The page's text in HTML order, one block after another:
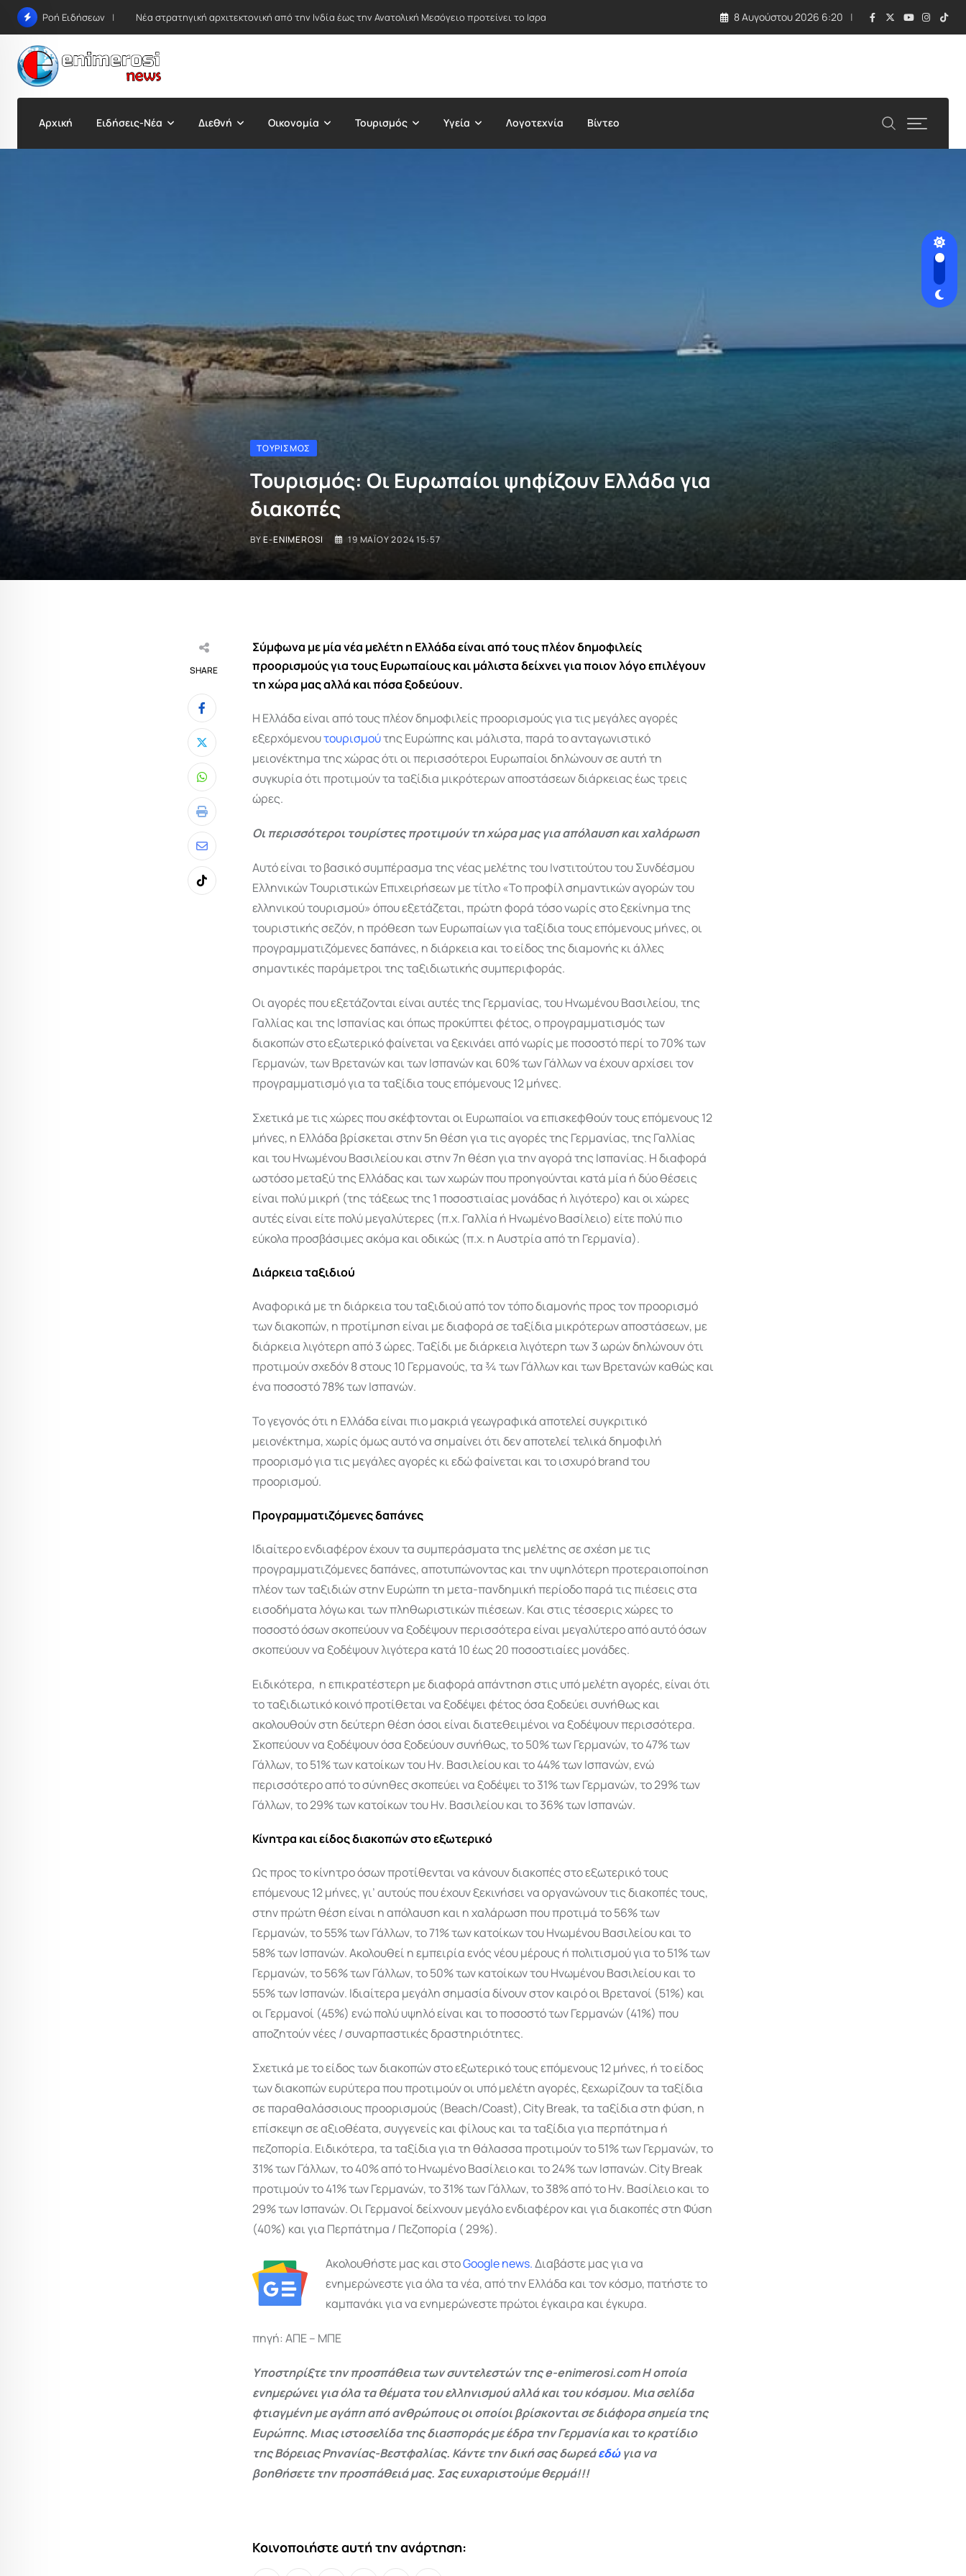
Skip
content
Ροή Ειδήσεων Νέα στρατηγική αρχιτεκτονική από την Ινδία έως την Ανατολική Μεσόγειο προτείνει το Ισραήλ – Στο επίκεντρο Ελλάδα και Κύπρος 8 Αυγούστου 2026 6:20
Αρχική Ειδήσεις-Νέα Διεθνή Οικονομία Τουρισμός Υγεία Λογοτεχνία Βίντεο
ΤΟΥΡΙΣΜΌΣ
Τουρισμός: Οι Ευρωπαίοι ψηφίζουν Ελλάδα για
διακοπές
BYE-ENIMEROSI 19 ΜΑΪ́ΟΥ 2024 15:57
SHARE
Whatsapp
Print
Share
via
Email
Tiktok
Σύμφωνα με μία νέα μελέτη η Ελλάδα είναι από τους πλέον δημοφιλείς
προορισμούς για τους Ευρωπαίους και μάλιστα δείχνει για ποιον λόγο επιλέγουν
τη χώρα μας αλλά και πόσα ξοδεύουν.
H Ελλάδα είναι από τους πλέον δημοφιλείς προορισμούς για τις μεγάλες αγορές
εξερχόμενουτουρισμούτης Ευρώπης και μάλιστα, παρά το ανταγωνιστικό
μειονέκτημα της χώρας ότι οι περισσότεροι Ευρωπαίοι δηλώνουν σε αυτή τη
συγκυρία ότι προτιμούν τα ταξίδια μικρότερων αποστάσεων διάρκειας έως τρεις
ώρες.
Οι περισσότεροι τουρίστες προτιμούν τη χώρα μας για απόλαυση και χαλάρωση
Αυτό είναι το βασικό συμπέρασμα της νέας μελέτης του Ινστιτούτου του Συνδέσμου
Ελληνικών Τουριστικών Επιχειρήσεων με τίτλο «Το προφίλ σημαντικών αγορών του
ελληνικού τουρισμού» όπου εξετάζεται, πρώτη φορά τόσο νωρίς στο ξεκίνημα της
τουριστικής σεζόν, η πρόθεση των Ευρωπαίων για ταξίδια τους επόμενους μήνες, οι
προγραμματιζόμενες δαπάνες, η διάρκεια και το είδος της διαμονής κι άλλες
σημαντικές παράμετροι της ταξιδιωτικής συμπεριφοράς.
Οι αγορές που εξετάζονται είναι αυτές της Γερμανίας, του Ηνωμένου Βασιλείου, της
Γαλλίας και της Ισπανίας και όπως προκύπτει φέτος, ο προγραμματισμός των
διακοπών στο εξωτερικό φαίνεται να ξεκινάει από νωρίς με ποσοστό περί το 70% των
Γερμανών, των Βρετανών και των Ισπανών και 60% των Γάλλων να έχουν αρχίσει τον
προγραμματισμό για τα ταξίδια τους επόμενους 12 μήνες.
Σχετικά με τις χώρες που σκέφτονται οι Ευρωπαίοι να επισκεφθούν τους επόμενους 12
μήνες, η Ελλάδα βρίσκεται στην 5η θέση για τις αγορές της Γερμανίας, της Γαλλίας
και του Ηνωμένου Βασιλείου και στην 7η θέση για την αγορά της Ισπανίας. Η διαφορά
ωστόσο μεταξύ της Ελλάδας και των χωρών που προηγούνται κατά μία ή δύο θέσεις
είναι πολύ μικρή (της τάξεως της 1 ποσοστιαίας μονάδας ή λιγότερο) και οι χώρες
αυτές είναι είτε πολύ μεγαλύτερες (π.χ. Γαλλία ή Ηνωμένο Βασίλειο) είτε πολύ πιο
εύκολα προσβάσιμες ακόμα και οδικώς (π.χ. η Αυστρία από τη Γερμανία).
Διάρκεια ταξιδιού
Αναφορικά με τη διάρκεια του ταξιδιού από τον τόπο διαμονής προς τον προορισμό
των διακοπών, η προτίμηση είναι με διαφορά σε ταξίδια μικρότερων αποστάσεων, με
διάρκεια λιγότερη από 3 ώρες. Ταξίδι με διάρκεια λιγότερη των 3 ωρών δηλώνουν ότι
προτιμούν σχεδόν 8 στους 10 Γερμανούς, τα ¾ των Γάλλων και των Βρετανών καθώς και
ένα ποσοστό 78% των Ισπανών.
Το γεγονός ότι η Ελλάδα είναι πιο μακριά γεωγραφικά αποτελεί συγκριτικό
μειονέκτημα, χωρίς όμως αυτό να σημαίνει ότι δεν αποτελεί τελικά δημοφιλή
προορισμό για τις μεγάλες αγορές κι εδώ φαίνεται και το ισχυρό brand του
προορισμού.
Προγραμματιζόμενες δαπάνες
Ιδιαίτερο ενδιαφέρον έχουν τα συμπεράσματα της μελέτης σε σχέση με τις
προγραμματιζόμενες δαπάνες, αποτυπώνοντας και την υψηλότερη προτεραιοποίηση
πλέον των ταξιδιών στην Ευρώπη τη μετα-πανδημική περίοδο παρά τις πιέσεις στα
εισοδήματα λόγω και των πληθωριστικών πιέσεων. Και στις τέσσερις χώρες το
ποσοστό όσων σκοπεύουν να ξοδέψουν περισσότερα είναι μεγαλύτερο από αυτό όσων
σκοπεύουν να ξοδέψουν λιγότερα κατά 10 έως 20 ποσοστιαίες μονάδες.
Ειδικότερα, η επικρατέστερη με διαφορά απάντηση στις υπό μελέτη αγορές, είναι ότι
το ταξιδιωτικό κοινό προτίθεται να ξοδέψει φέτος όσα ξοδεύει συνήθως και
ακολουθούν στη δεύτερη θέση όσοι είναι διατεθειμένοι να ξοδέψουν περισσότερα.
Σκοπεύουν να ξοδέψουν όσα ξοδεύουν συνήθως, το 50% των Γερμανών, το 47% των
Γάλλων, το 51% των κατοίκων του Ην. Βασιλείου και το 44% των Ισπανών, ενώ
περισσότερο από το σύνηθες σκοπεύει να ξοδέψει το 31% των Γερμανών, το 29% των
Γάλλων, το 29% των κατοίκων του Ην. Βασιλείου και το 36% των Ισπανών.
Κίνητρα και είδος διακοπών στο εξωτερικό
Ως προς το κίνητρο όσων προτίθενται να κάνουν διακοπές στο εξωτερικό τους
επόμενους 12 μήνες, γι’ αυτούς που έχουν ξεκινήσει να οργανώνουν τις διακοπές τους,
στην πρώτη θέση είναι η απόλαυση και η χαλάρωση που προτιμά το 56% των
Γερμανών, το 55% των Γάλλων, το 71% των κατοίκων του Ηνωμένου Βασιλείου και το
58% των Ισπανών. Ακολουθεί η εμπειρία ενός νέου μέρους ή πολιτισμού για το 51% των
Γερμανών, το 56% των Γάλλων, το 50% των κατοίκων του Ηνωμένου Βασιλείου και το
55% των Ισπανών. Ιδιαίτερα μεγάλη σημασία δίνουν στον καιρό οι Βρετανοί (51%) και
οι Γερμανοί (45%) ενώ πολύ υψηλό είναι και το ποσοστό των Γερμανών (41%) που
αποζητούν νέες / συναρπαστικές δραστηριότητες.
Σχετικά με το είδος των διακοπών στο εξωτερικό τους επόμενους 12 μήνες, ή το είδος
των διακοπών ευρύτερα που προτιμούν οι υπό μελέτη αγορές, ξεχωρίζουν τα ταξίδια
σε παραθαλάσσιους προορισμούς (Beach/Coast), City Break, τα ταξίδια στη φύση, η
επίσκεψη σε αξιοθέατα, συγγενείς και φίλους και τα ταξίδια για περπάτημα ή
πεζοπορία. Ειδικότερα, τα ταξίδια για τη θάλασσα προτιμούν το 51% των Γερμανών, το
31% των Γάλλων, το 40% από το Ηνωμένο Βασίλειο και το 24% των Ισπανών. City Break
προτιμούν το 41% των Γερμανών, το 31% των Γάλλων, το 38% από το Ην. Βασίλειο και το
29% των Ισπανών. Οι Γερμανοί δείχνουν μεγάλο ενδιαφέρον και για διακοπές στη Φύση
(40%) και για Περπάτημα / Πεζοπορία ( 29%).
Ακολουθήστε μας και στοGooglenews.Διαβάστε μας για να
ενημερώνεστε για όλα τα νέα, από την Ελλάδα και τον κόσμο, πατήστε το
καμπανάκι για να ενημερώνεστε πρώτοι έγκαιρα και έγκυρα.
πηγή: ΑΠΕ – ΜΠΕ
Υποστηρίξτε την προσπάθεια των συντελεστών της e-enimerosi.com Η οποία
ενημερώνει για όλα τα θέματα του ελληνισμού αλλά και του κόσμου. Μια σελίδα
φτιαγμένη με αγάπη από ανθρώπους οι οποίοι βρίσκονται σε διάφορα σημεία της
Ευρώπης. Μιας ιστοσελίδα της διασποράς με έδρα την Γερμανία και το κρατίδιο
της Βόρειας Ρηνανίας-Βεστφαλίας. Κάντε την δική σας δωρεάεδώγια να
βοηθήσετε την προσπάθειά μας. Σας ευχαριστούμε θερμά!!!
Κοινοποιήστε αυτή την ανάρτηση: